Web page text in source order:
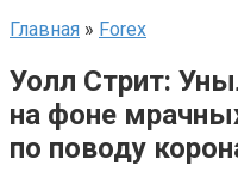
Главная » Forex
Уолл Стрит:
на фоне
по поводу